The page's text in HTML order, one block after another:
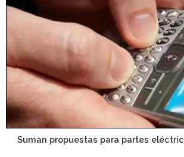
Suman propuestas para partes